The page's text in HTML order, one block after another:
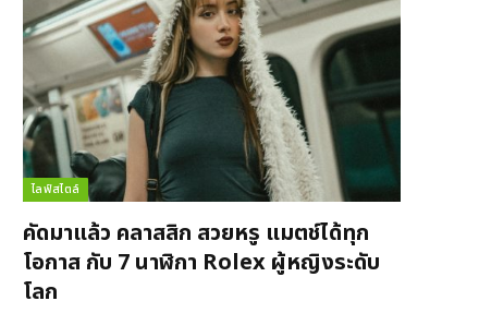
ไลฟ์สไตล์
คัดมาแล้ว คลาสสิก สวยหรู แมตช์ได้ทุก
โอกาส กับ 7 นาฬิกา Rolex ผู้หญิงระดับ
โลก